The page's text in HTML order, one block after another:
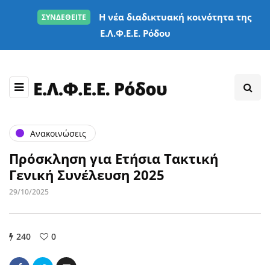
ΣΥΝΔΕΘΕΙΤΕ
Η νέα διαδικτυακή κοινότητα της
Ε.Λ.Φ.Ε.Ε. Ρόδου
Ανακοινώσεις
Πρόσκληση για Ετήσια Τακτική
Γενική Συνέλευση 2025
29/10/2025
240 0